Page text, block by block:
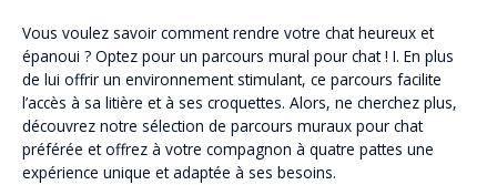
Vous voulez savoir comment rendre votre chat heureux et
épanoui ? Optez pour un parcours mural pour chat ! I. En plus
de lui offrir un environnement stimulant, ce parcours facilite
l’accès à sa litière et à ses croquettes. Alors, ne cherchez plus,
découvrez notre sélection de parcours muraux pour chat
préférée et offrez à votre compagnon à quatre pattes une
expérience unique et adaptée à ses besoins.